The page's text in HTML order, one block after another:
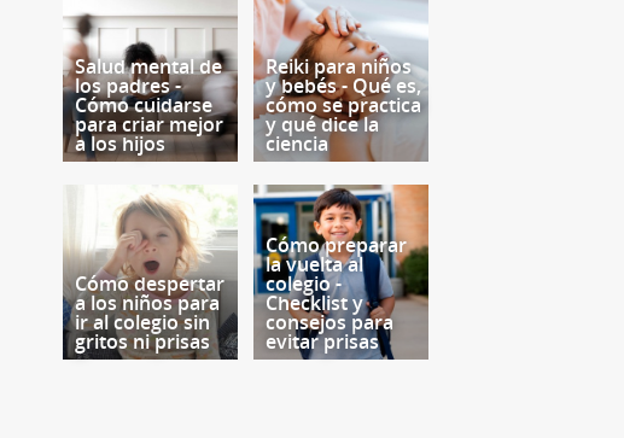
Salud mental de
los padres -
Cómo cuidarse
para criar mejor
a los hijos
Reiki para niños
y bebés - Qué es,
cómo se practica
y qué dice la
ciencia
Cómo despertar
a los niños para
ir al colegio sin
gritos ni prisas
Cómo preparar
la vuelta al
colegio -
Checklist y
consejos para
evitar prisas